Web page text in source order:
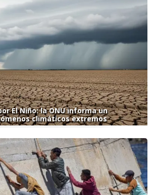
El Niño: la ONU informa un
climáticos extremos